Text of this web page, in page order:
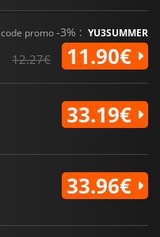
code promo-3% : YU3SUMMER
12.27€ 11.90€
33.19€
33.96€